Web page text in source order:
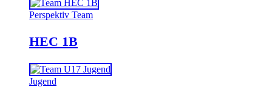
Perspektiv Team
HEC 1B
Jugend